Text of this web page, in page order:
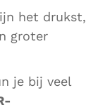
het drukst,
groter
je bij veel